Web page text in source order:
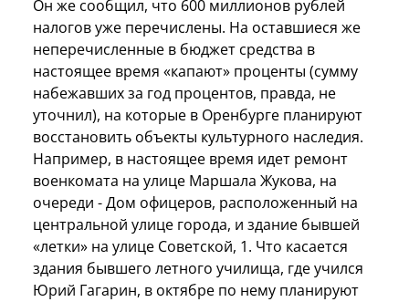
Он же сообщил, что 600 миллионов рублей
налогов уже перечислены. На оставшиеся же
неперечисленные в бюджет средства в
настоящее время «капают» проценты (сумму
набежавших за год процентов, правда, не
уточнил), на которые в Оренбурге планируют
восстановить объекты культурного наследия.
Например, в настоящее время идет ремонт
военкомата на улице Маршала Жукова, на
очереди - Дом офицеров, расположенный на
центральной улице города, и здание бывшей
«летки» на улице Советской, 1. Что касается
здания бывшего летного училища, где учился
Юрий Гагарин, в октябре по нему планируют